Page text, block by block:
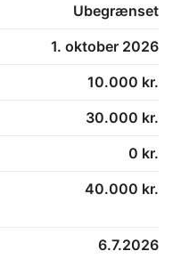
Ubegrænset
1. oktober 2026
10.000 kr.
30.000 kr.
0 kr.
40.000 kr.
6.7.2026